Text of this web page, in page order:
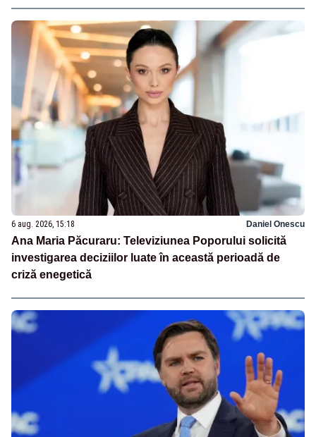
6 aug. 2026, 15:18 Daniel Onescu
Ana Maria Păcuraru: Televiziunea Poporului solicită
investigarea deciziilor luate în această perioadă de
criză enegetică